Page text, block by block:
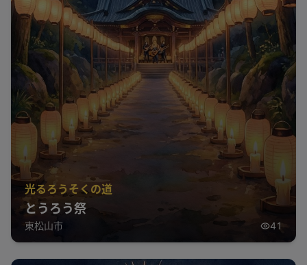
光るろうそくの道
とうろう祭
東松山市 41